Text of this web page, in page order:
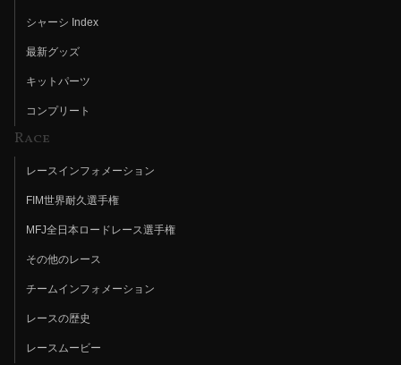
シャーシ Index
最新グッズ
キットパーツ
コンプリート
Race
レースインフォメーション
FIM世界耐久選手権
MFJ全日本ロードレース選手権
その他のレース
チームインフォメーション
レースの歴史
レースムービー